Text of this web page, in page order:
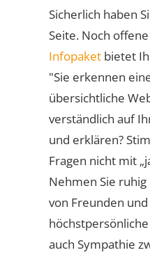
Sicherlich haben
Seite. Noch
Infopaket bietet
"Sie erkennen
übersichtliche
verständlich auf
und erklären?
Fragen nicht mit
Nehmen Sie
von Freunden
auch Sympathie